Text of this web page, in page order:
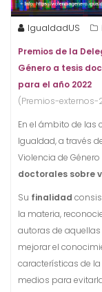
IgualdadUS
Premios de la
Género a tesis
para el año 2022
(Premios-externos-
En el ámbito de las
Igualdad, a través
Violencia de
doctorales sobre
Su finalidad
la materia,
autoras de
mejorar el
características de
medios para